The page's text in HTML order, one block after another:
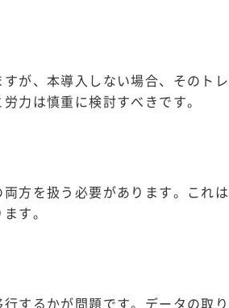
が、本導入しない場合、そのトレ
力は慎重に検討すべきです。
方を扱う必要があります。これは
す。
するかが問題です。データの取り